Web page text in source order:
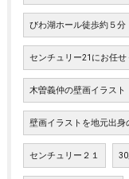
びわ湖ホール徒歩約５分
センチュリー21にお任せ
木曽義仲の壁画イラスト
壁画イラストを地元出身
センチュリー２１